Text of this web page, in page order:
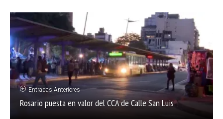
Entradas Anteriores
Rosario puesta en valor del CCA de Calle San Luis